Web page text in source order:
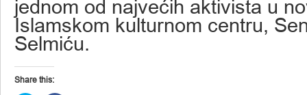
jednom od najvećih aktivista u
Islamskom kulturnom centru,
Selmiću.
Share this: